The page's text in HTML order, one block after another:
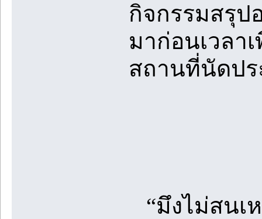
กิจกรรมสรุป
มาก่อนเวลา
สถานที่นัดป
“มึงไม่สนเ